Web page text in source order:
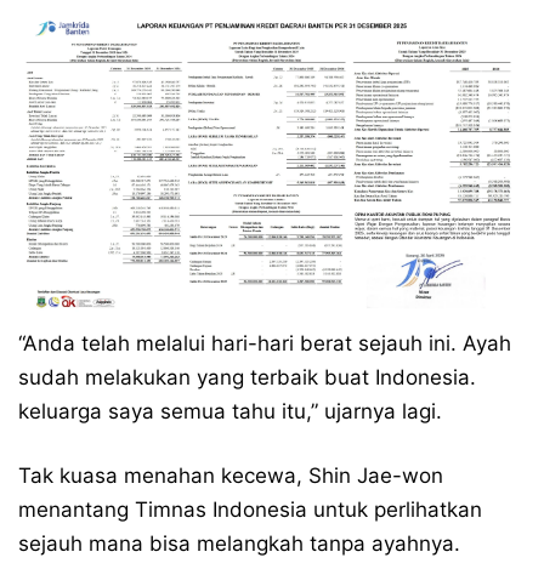
“Anda telah melalui hari-hari berat sejauh ini. Ayah
sudah melakukan yang terbaik buat Indonesia.
keluarga saya semua tahu itu,” ujarnya lagi.
Tak kuasa menahan kecewa, Shin Jae-won
menantang Timnas Indonesia untuk perlihatkan
sejauh mana bisa melangkah tanpa ayahnya.